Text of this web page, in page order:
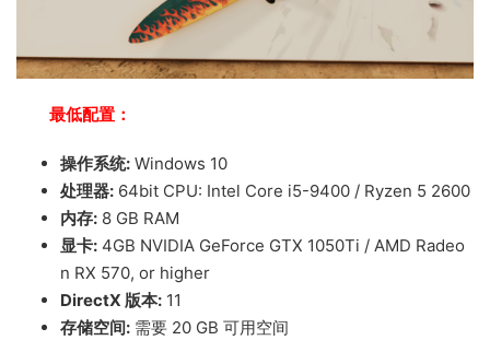
最低配置：
操作系统: Windows 10
处理器: 64bit CPU: Intel Core i5-9400 / Ryzen 5 2600
内存: 8 GB RAM
显卡: 4GB NVIDIA GeForce GTX 1050Ti / AMD Radeo
n RX 570, or higher
DirectX 版本: 11
存储空间: 需要 20 GB 可用空间